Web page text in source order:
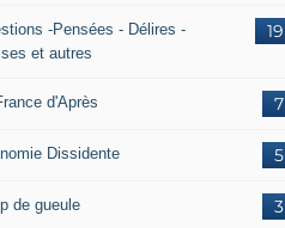
19
-Pensées - Délires -
et autres
7
d'Après
5
Dissidente
3
de gueule